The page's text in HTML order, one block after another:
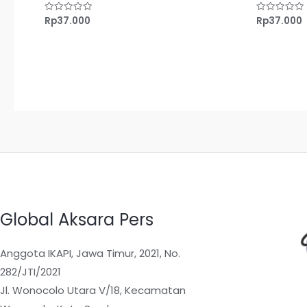
Dinilai
0
Rp37.000
Dinilai
0
Rp37.000
Global Aksara Pers
Anggota IKAPI, Jawa Timur, 2021, No.
282/JTI/2021
Jl. Wonocolo Utara V/18, Kecamatan